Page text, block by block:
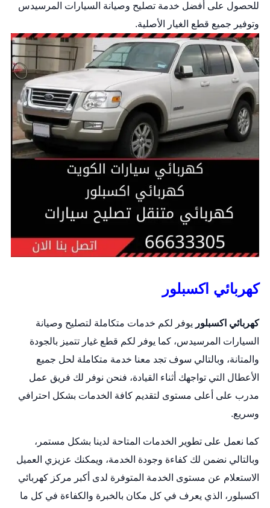
للحصول على أفضل خدمة تصليح وصيانة السيارات المرسيدس
وتوفير جميع قطع الغيار الأصلية.
كهربائي اكسبلور
كهربائي اكسبلور يوفر لكم خدمات متكاملة لتصليح وصيانة
السيارات المرسيدس، كما يوفر لكم قطع غيار تتميز بالجودة
والمتانة، وبالتالي سوف تجد معنا خدمة متكاملة لحل جميع
الأعطال التي تواجهك أثناء القيادة، فنحن نوفر لك فريق عمل
مدرب على أعلى مستوى لتقديم كافة الخدمات بشكل احترافي
وسريع.
كما نعمل على تطوير الخدمات المتاحة لدينا بشكل مستمر،
وبالتالي نضمن لك كفاءة وجودة الخدمة، ويمكنك عزيزي العميل
الاستعلام عن مستوى الخدمة المتوفرة لدى أكبر مركز كهربائي
اكسبلور، الذي يعرف في كل مكان بالخبرة والكفاءة في كل ما